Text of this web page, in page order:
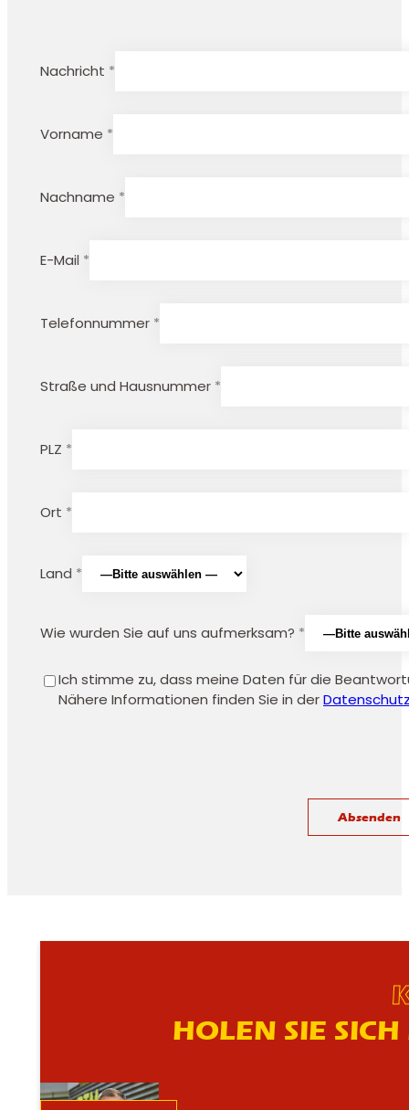
Nachricht *
Vorname *
Nachname *
E-Mail *
Telefonnummer *
Straße und Hausnummer *
PLZ *
Ort *
Land *
Wie wurden Sie auf uns aufmerksam? *
Ich stimme zu, dass meine Daten für die
Nähere Informationen finden Sie in der
HOLEN SIE